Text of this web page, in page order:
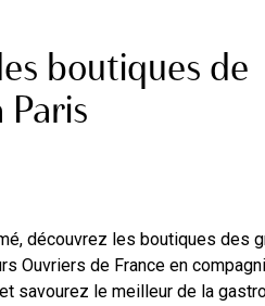
boutiques de
Paris
découvrez les boutiques des
Ouvriers de France en
savourez le meilleur de la